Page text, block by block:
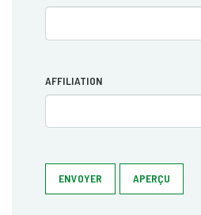
AFFILIATION
ENVOYER APERÇU